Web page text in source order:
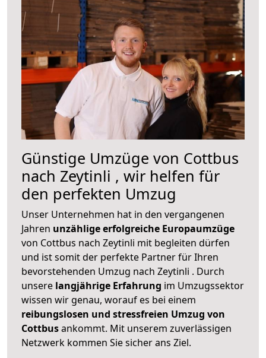
Günstige Umzüge von Cottbus
nach Zeytinli , wir helfen für
den perfekten Umzug
Unser Unternehmen hat in den vergangenen
Jahren unzählige erfolgreiche Europaumzüge
von Cottbus nach Zeytinli mit begleiten dürfen
und ist somit der perfekte Partner für Ihren
bevorstehenden Umzug nach Zeytinli . Durch
unsere langjährige Erfahrung im Umzugssektor
wissen wir genau, worauf es bei einem
reibungslosen und stressfreien Umzug von
Cottbusankommt. Mit unserem zuverlässigen
Netzwerk kommen Sie sicher ans Ziel.